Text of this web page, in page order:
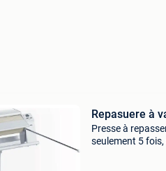
Repasuere à
Presse à
seulement 5